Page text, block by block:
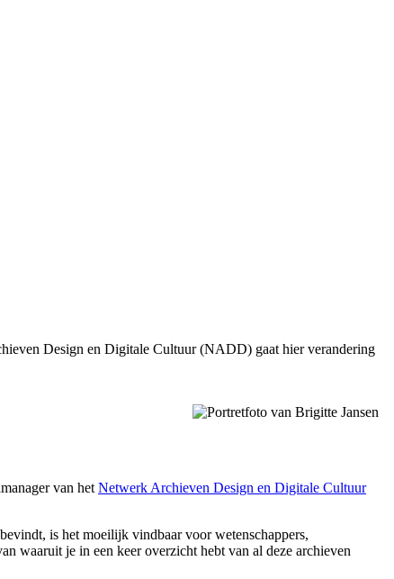
Design en Digitale Cultuur (NADD) gaat hier verandering
van het Netwerk Archieven Design en Digitale Cultuur
is het moeilijk vindbaar voor wetenschappers,
waaruit je in een keer overzicht hebt van al deze archieven